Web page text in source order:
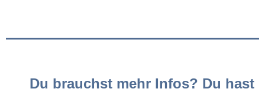
Du brauchst mehr Infos? Du hast